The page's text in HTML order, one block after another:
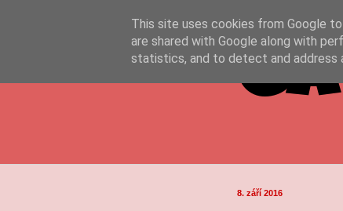
8. září 2016
This site uses cookies from Google
are shared with Google along with
statistics, and to detect and address